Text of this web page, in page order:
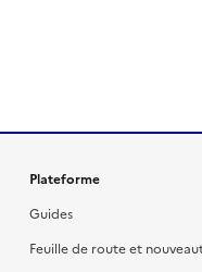
Plateforme
Guides
Feuille de route et